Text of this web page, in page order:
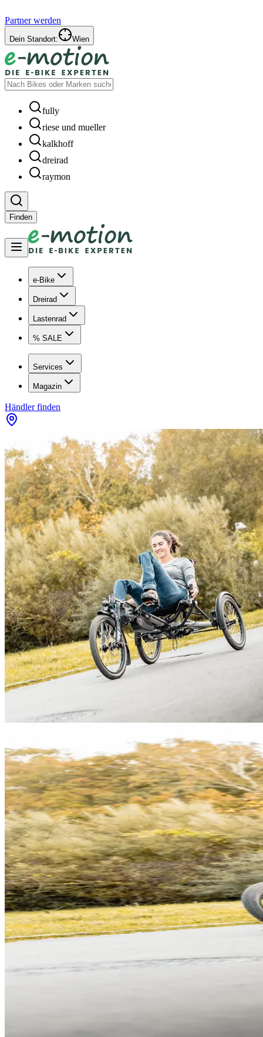
Partner werden
Dein Standort: Wien
fully
riese und mueller
kalkhoff
dreirad
raymon
Finden
e-Bike
Dreirad
Lastenrad
% SALE
Services
Magazin
Händler finden